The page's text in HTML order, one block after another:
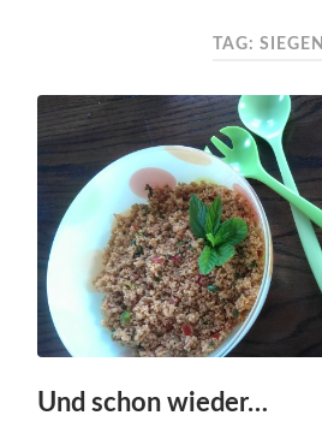
TAG: SIEGEN
Und schon wieder…